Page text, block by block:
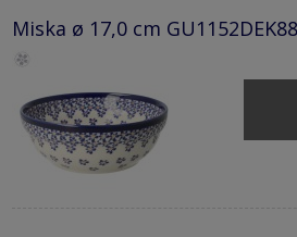
Miska ø 17,0 cm